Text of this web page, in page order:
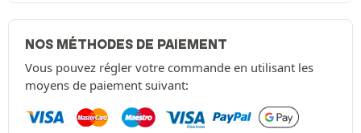
NOS MÉTHODES DE PAIEMENT
Vous pouvez régler votre commande en utilisant les
moyens de paiement suivant: